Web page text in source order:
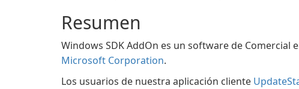
Resumen
Windows SDK AddOn es un software de
Microsoft Corporation.
Los usuarios de nuestra aplicación cliente